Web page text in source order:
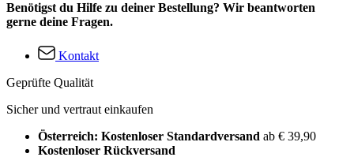
Benötigst du Hilfe zu deiner Bestellung? Wir beantworten
gerne deine Fragen.
Kontakt
Geprüfte Qualität
Sicher und vertraut einkaufen
Österreich: Kostenloser Standardversand ab € 39,90
Kostenloser Rückversand